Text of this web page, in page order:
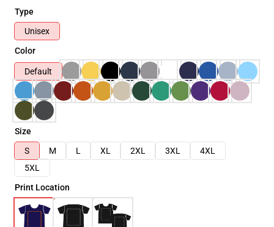
Type
Unisex
Color
Default
Size
S
M L XL 2XL 3XL
4XL
5XL
Print Location